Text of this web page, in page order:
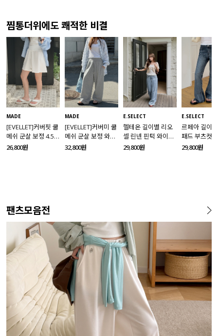
찜통더위에도 쾌적한 비결
MADE
[EVELLET]커버핏 쿨
메쉬 군살 보정 4.5부
밴딩팬츠
26,800원
MADE
[EVELLET]커버미 쿨
메쉬 군살 보정 와이
드 밴딩팬츠
32,800원
E.SELECT
헬테온 길이별 리오
셀 린넨 핀턱 와이드
데님팬츠
29,800원
E.SELECT
르페아 길이
패드 부츠컷
팬츠
29,800원
팬츠모음전